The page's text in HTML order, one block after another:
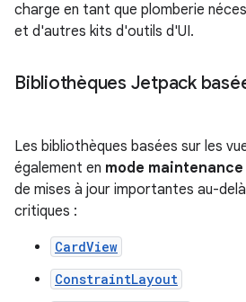
charge en tant que plomberie
et d'autres kits d'outils d'UI.
Bibliothèques Jetpack
Les bibliothèques basées sur les
également en mode maintenance
de mises à jour importantes au-
critiques :
CardView
ConstraintLayout